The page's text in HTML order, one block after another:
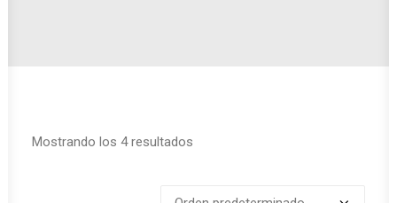
Mostrando los 4 resultados